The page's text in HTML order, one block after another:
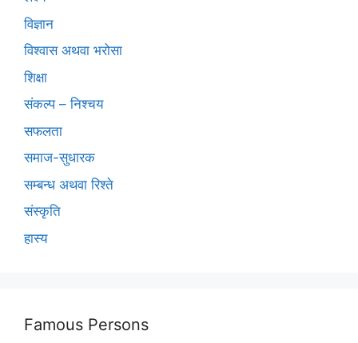
विज्ञान
विश्वास अथवा भरोसा
शिक्षा
संकल्प – निश्चय
सफलता
समाज-सुधारक
सम्बन्ध अथवा रिश्ते
संस्कृति
हास्य
Famous Persons